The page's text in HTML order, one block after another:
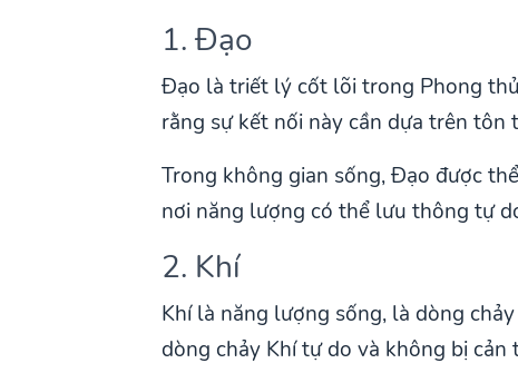
1. Đạo
Đạo là triết lý cốt lõi trong Phong
rằng sự kết nối này cần dựa trên
Trong không gian sống, Đạo được
nơi năng lượng có thể lưu thông tự
2. Khí
Khí là năng lượng sống, là dòng
dòng chảy Khí tự do và không bị